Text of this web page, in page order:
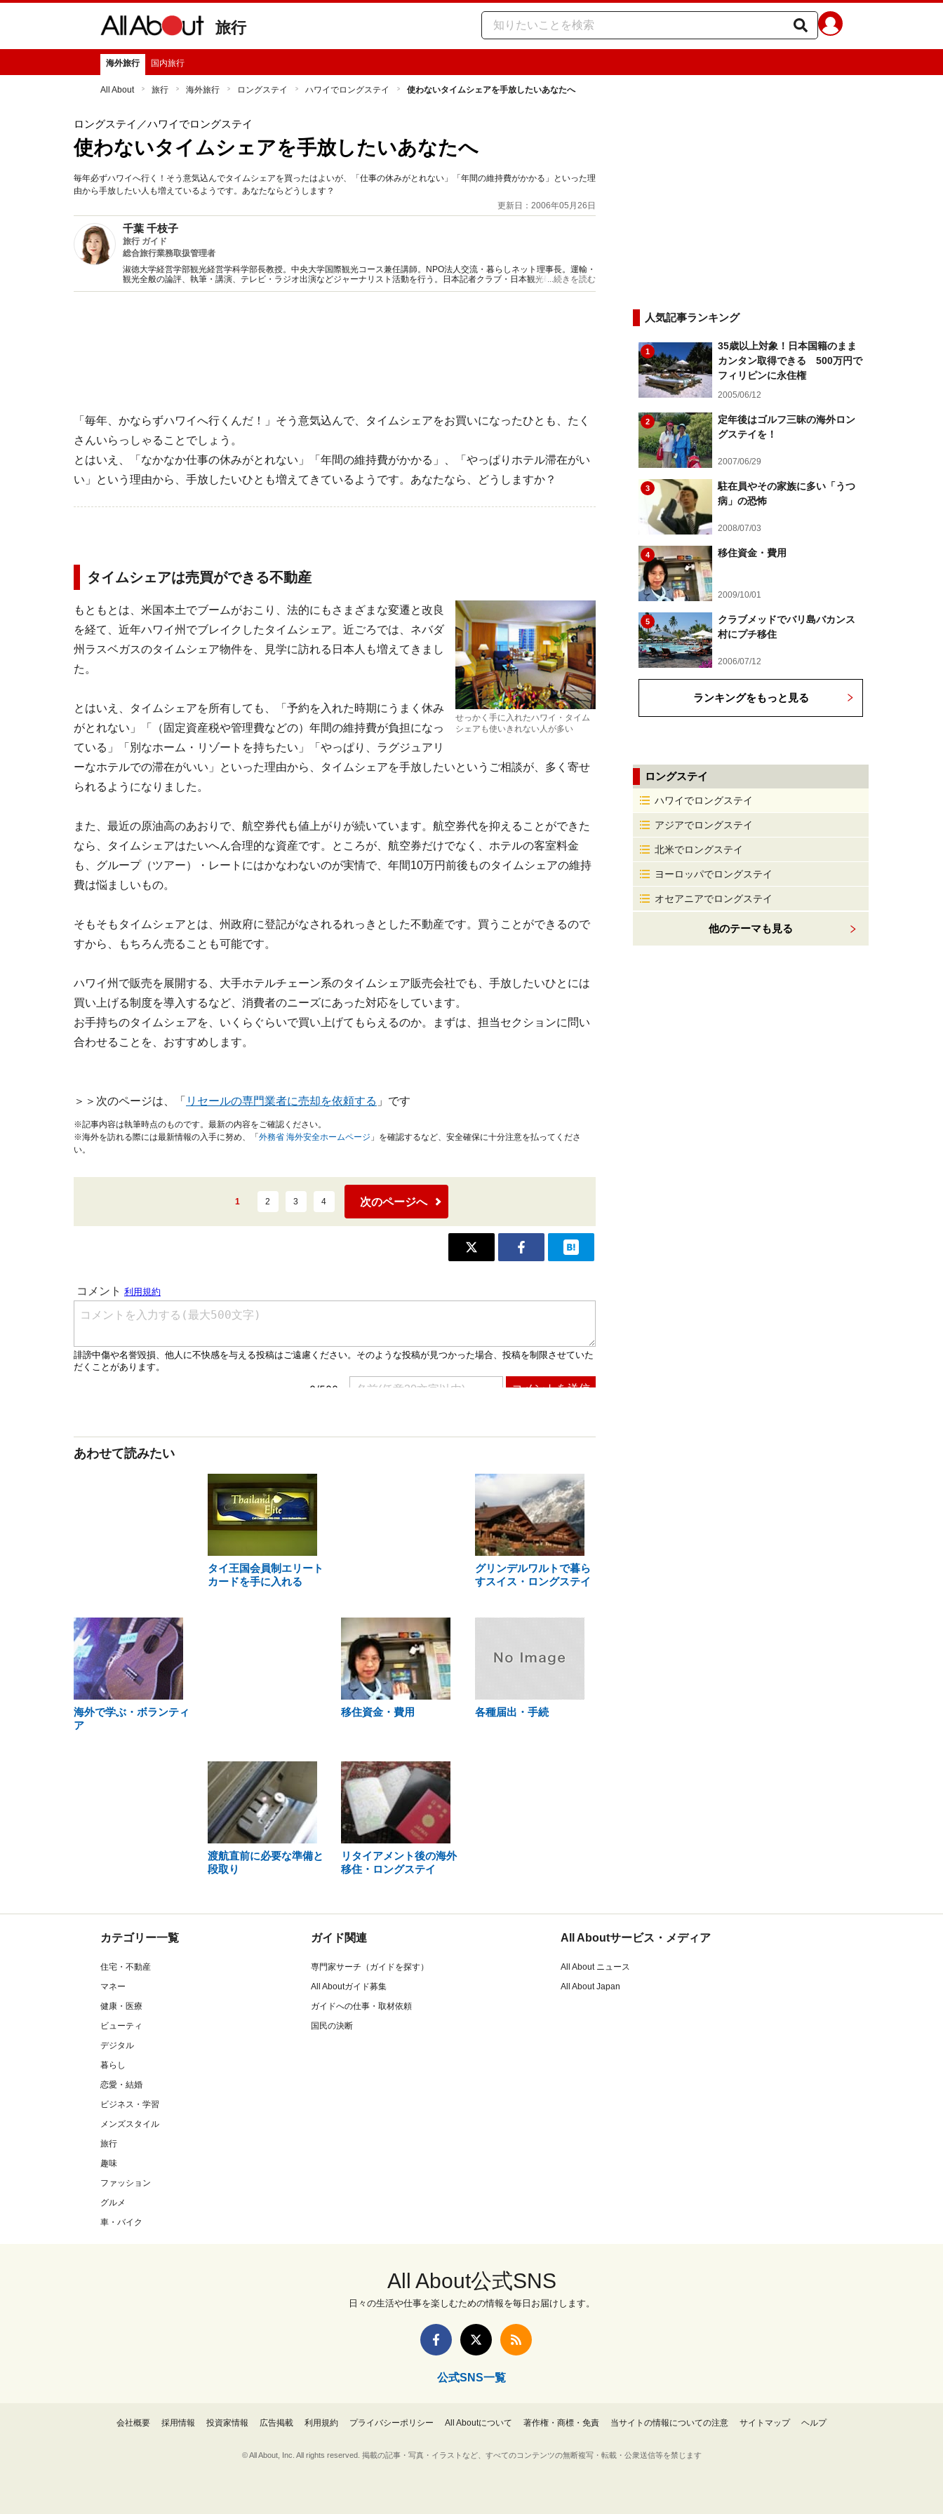
旅行
海外旅行 国内旅行
All About 旅行 海外旅行 ロングステイ ハワイでロングステイ 使わないタイムシェアを手放したいあなたへ
ロングステイ ／ハワイでロングステイ
使わないタイムシェアを手放したいあなたへ
毎年必ずハワイへ行く！そう意気込んでタイムシェアを買ったはよいが、「仕事の休みがとれない」「年間の維持費がかかる」といった理
由から手放したい人も増えているようです。あなたならどうします？
更新日：2006年05月26日
千葉 千枝子
旅行 ガイド
総合旅行業務取扱管理者
淑徳大学経営学部観光経営学科学部長教授。中央大学国際観光コース兼任講師。NPO法人交流・暮らしネット理事長。運輸・
観光全般の論評、執筆・講演、テレビ・ラジオ出演などジャーナリスト活動を行う。日本記者クラブ・日本観光研究学会会
員。ファイナンシャルプランナー、総合旅行業務取扱管理者ほか有資格。
...続きを読む
「毎年、かならずハワイへ行くんだ！」そう意気込んで、タイムシェアをお買いになったひとも、たく
さんいらっしゃることでしょう。
とはいえ、「なかなか仕事の休みがとれない」「年間の維持費がかかる」、「やっぱりホテル滞在がい
い」という理由から、手放したいひとも増えてきているようです。あなたなら、どうしますか？
タイムシェアは売買ができる不動産
せっかく手に入れたハワイ・タイム
シェアも使いきれない人が多い
もともとは、米国本土でブームがおこり、法的にもさまざまな変遷と改良
を経て、近年ハワイ州でブレイクした タイムシェア。近ごろでは、ネバダ
州 ラスベガスのタイムシェア物件を、見学に訪れる日本人も増えてきまし
た。
とはいえ、タイムシェアを所有しても、「予約を入れた時期にうまく休み
がとれない」「（固定資産税や管理費などの）年間の維持費が負担になっ
ている」「別なホーム・リゾートを持ちたい」「やっぱり、ラグジュアリ
ーなホテルでの滞在がいい」といった理由から、タイムシェアを手放したいというご相談が、多く寄せ
られるようになりました。
また、最近の原油高のあおりで、航空券代も値上がりが続いています。航空券代を抑えることができた
なら、タイムシェアはたいへん合理的な資産です。ところが、航空券だけでなく、ホテルの客室料金
も、グループ（ツアー）・レートにはかなわないのが実情で、年間10万円前後ものタイムシェアの維持
費は悩ましいもの。
そもそもタイムシェアとは、州政府に登記がなされるれっきとした不動産です。買うことができるので
すから、もちろん売ることも可能です。
ハワイ州で販売を展開する、大手ホテルチェーン系のタイムシェア販売会社でも、手放したいひとには
買い上げる制度を導入するなど、消費者のニーズにあった対応をしています。
お手持ちのタイムシェアを、いくらぐらいで買い上げてもらえるのか。まずは、担当セクションに問い
合わせることを、おすすめします。
＞＞次のページは、「 リセールの専門業者に売却を依頼する 」です
※記事内容は執筆時点のものです。最新の内容をご確認ください。
※海外を訪れる際には最新情報の入手に努め、「 外務省 海外安全ホームページ 」を確認するなど、安全確保に十分注意を払ってくださ
い。
1 2 3 4 次のページへ
あわせて読みたい
タイ王国会員制エリート
カードを手に入れる
グリンデルワルトで暮ら
すスイス・ロングステイ
海外で学ぶ・ボランティ
ア
移住資金・費用 各種届出・手続
渡航直前に必要な準備と
段取り
リタイアメント後の海外
移住・ロングステイ
人気記事ランキング
1
35歳以上対象！日本国籍のまま
カンタン取得できる 500万円で
フィリピンに永住権
2005/06/12
2
定年後はゴルフ三昧の海外ロン
グステイを！
2007/06/29
3
駐在員やその家族に多い「うつ
病」の恐怖
2008/07/03
4 移住資金・費用
2009/10/01
5
クラブメッドでバリ島バカンス
村にプチ移住
2006/07/12
ランキングをもっと見る
ロングステイ
ハワイでロングステイ
アジアでロングステイ
北米でロングステイ
ヨーロッパでロングステイ
オセアニアでロングステイ
他のテーマも見る
カテゴリー一覧
住宅・不動産
マネー
健康・医療
ビューティ
デジタル
暮らし
恋愛・結婚
ビジネス・学習
メンズスタイル
旅行
趣味
ファッション
グルメ
車・バイク
ガイド関連
専門家サーチ（ガイドを探す）
All Aboutガイド募集
ガイドへの仕事・取材依頼
国民の決断
All Aboutサービス・メディア
All About ニュース
All About Japan
All About公式SNS
日々の生活や仕事を楽しむための情報を毎日お届けします。
公式SNS一覧
会社概要 採用情報 投資家情報 広告掲載 利用規約 プライバシーポリシー All Aboutについて 著作権・商標・免責 当サイトの情報についての注意 サイトマップ ヘルプ
© All About, Inc. All rights reserved. 掲載の記事・写真・イラストなど、すべてのコンテンツの無断複写・転載・公衆送信等を禁じます